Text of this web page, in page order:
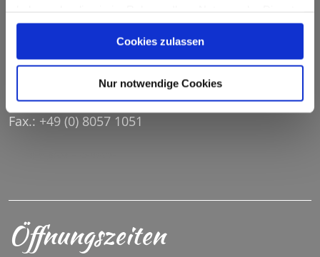
gesammelt haben.
Cookies zulassen
Nur notwendige Cookies
Tourist Info Sachrang
Dorfstr. 20
83229 Sachrang
Tel.: +49 (0) 8057 90 97 37
Fax.: +49 (0) 8057 1051
Öffnungszeiten